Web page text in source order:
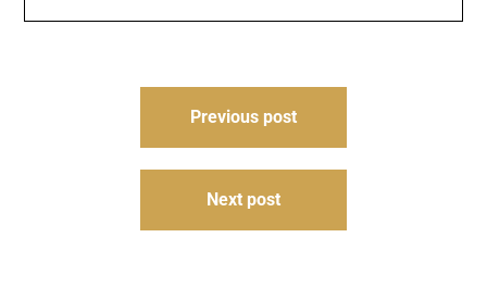
Previous post
Next post